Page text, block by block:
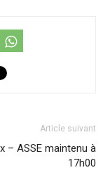
Article suivant
– ASSE maintenu à
17h00